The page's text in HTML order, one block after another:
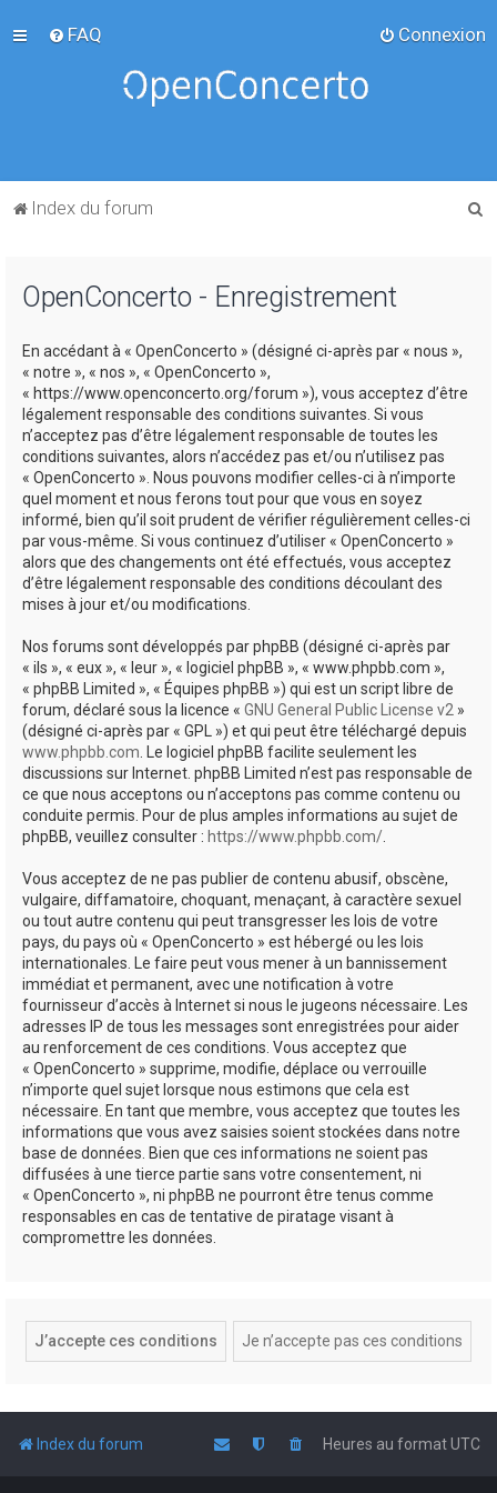
FAQ Connexion
Index du forum
OpenConcerto - Enregistrement
En accédant à « OpenConcerto » (désigné ci-après par « nous »,
« notre », « nos », « OpenConcerto »,
« https://www.openconcerto.org/forum »), vous acceptez d’être
légalement responsable des conditions suivantes. Si vous
n’acceptez pas d’être légalement responsable de toutes les
conditions suivantes, alors n’accédez pas et/ou n’utilisez pas
« OpenConcerto ». Nous pouvons modifier celles-ci à n’importe
quel moment et nous ferons tout pour que vous en soyez
informé, bien qu’il soit prudent de vérifier régulièrement celles-ci
par vous-même. Si vous continuez d’utiliser « OpenConcerto »
alors que des changements ont été effectués, vous acceptez
d’être légalement responsable des conditions découlant des
mises à jour et/ou modifications.
Nos forums sont développés par phpBB (désigné ci-après par
« ils », « eux », « leur », « logiciel phpBB », « www.phpbb.com »,
« phpBB Limited », « Équipes phpBB ») qui est un script libre de
forum, déclaré sous la licence « GNU General Public License v2 »
(désigné ci-après par « GPL ») et qui peut être téléchargé depuis
www.phpbb.com. Le logiciel phpBB facilite seulement les
discussions sur Internet. phpBB Limited n’est pas responsable de
ce que nous acceptons ou n’acceptons pas comme contenu ou
conduite permis. Pour de plus amples informations au sujet de
phpBB, veuillez consulter : https://www.phpbb.com/.
Vous acceptez de ne pas publier de contenu abusif, obscène,
vulgaire, diffamatoire, choquant, menaçant, à caractère sexuel
ou tout autre contenu qui peut transgresser les lois de votre
pays, du pays où « OpenConcerto » est hébergé ou les lois
internationales. Le faire peut vous mener à un bannissement
immédiat et permanent, avec une notification à votre
fournisseur d’accès à Internet si nous le jugeons nécessaire. Les
adresses IP de tous les messages sont enregistrées pour aider
au renforcement de ces conditions. Vous acceptez que
« OpenConcerto » supprime, modifie, déplace ou verrouille
n’importe quel sujet lorsque nous estimons que cela est
nécessaire. En tant que membre, vous acceptez que toutes les
informations que vous avez saisies soient stockées dans notre
base de données. Bien que ces informations ne soient pas
diffusées à une tierce partie sans votre consentement, ni
« OpenConcerto », ni phpBB ne pourront être tenus comme
responsables en cas de tentative de piratage visant à
compromettre les données.
Index du forum Heures au formatUTC